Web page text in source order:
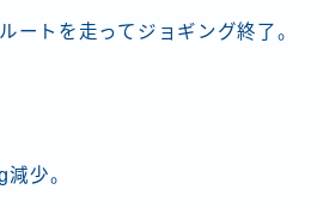
ートを走ってジョギング終了。
減少。